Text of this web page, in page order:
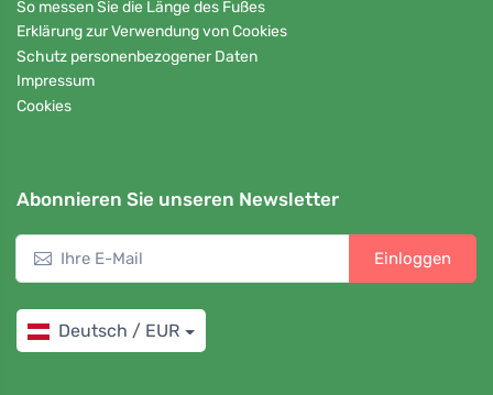
So messen Sie die Länge des Fußes
Erklärung zur Verwendung von Cookies
Schutz personenbezogener Daten
Impressum
Cookies
Abonnieren Sie unseren Newsletter
Einloggen
Deutsch / EUR